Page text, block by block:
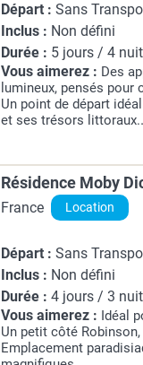
Départ : Sans
Inclus : Non défini
Durée : 5 jours / 4
Vous aimerez : Des
lumineux, pensés
Un point de départ
et ses trésors littoraux.
Résidence Moby
France Location
Départ : Sans
Inclus : Non défini
Durée : 4 jours / 3
Vous aimerez : Idéal
Un petit côté
Emplacement